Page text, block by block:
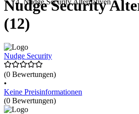
Nudge Security Alternativen
Nudge Security
(12)
Nudge Security
(0 Bewertungen)
•
Keine Preisinformationen
(0 Bewertungen)